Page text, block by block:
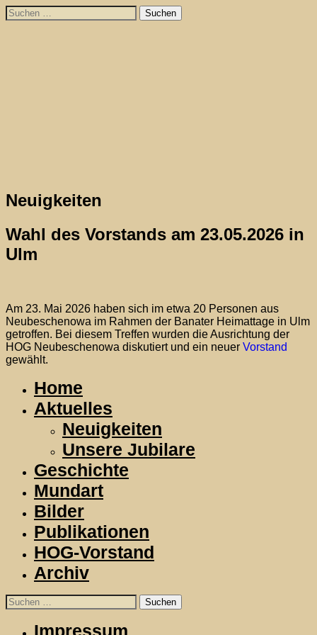
Skip
to
Suchen
nach:
Neuigkeiten
Wahl des Vorstands am 23.05.2026 in
Ulm
Am 23. Mai 2026 haben sich im etwa 20 Personen aus
Neubeschenowa im Rahmen der Banater Heimattage in Ulm
getroffen. Bei diesem Treffen wurden die Ausrichtung der
HOG Neubeschenowa diskutiert und ein neuer Vorstand
gewählt.
Home
Aktuelles
Neuigkeiten
Unsere Jubilare
Geschichte
Mundart
Bilder
Publikationen
HOG-Vorstand
Archiv
Suchen
nach:
Impressum